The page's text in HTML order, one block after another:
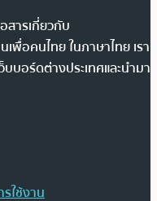
สารเกี่ยวกับ
พื่อคนไทย ในภาษาไทย เรา
บอร์ดต่างประเทศและนำมา
ใช้งาน